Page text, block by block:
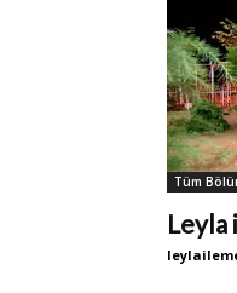
Tüm
Leyla